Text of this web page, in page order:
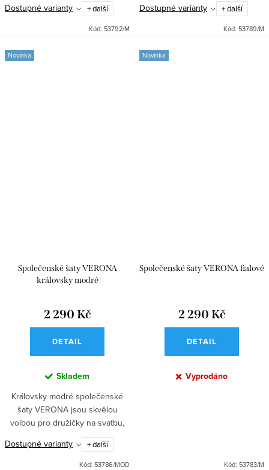
na svatbu. Pohodlné zapínání
vzadu na zip a...
Dostupné varianty + další
Kód: 53792/M
spodničkou a stylový rozparek.
Pohodlné zapínání na boční...
Dostupné varianty + další
Kód: 53789/M
Novinka
Společenské šaty VERONA
královsky modré
2 290 Kč
DETAIL
Skladem
Královsky modré společenské
šaty VERONA jsou skvělou
volbou pro družičky na svatbu,
taneční, ples i další slavnostní
příležitosti. Dlouhé saténové šaty
s přiléhavým střihem,...
Dostupné varianty + další
Kód: 53786/MOD
Novinka
Společenské šaty VERONA fialové
2 290 Kč
DETAIL
Vyprodáno
Kód: 53783/M